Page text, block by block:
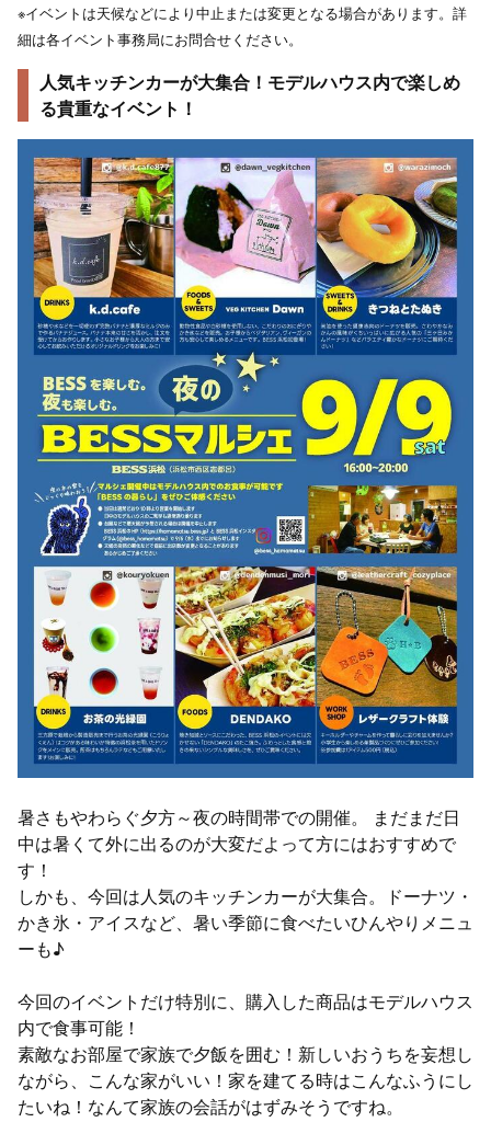
※イベントは天候などにより中止または変更となる場合があります。詳
細は各イベント事務局にお問合せください。
人気キッチンカーが大集合！モデルハウス内で楽しめ
る貴重なイベント！
暑さもやわらぐ夕方～夜の時間帯での開催。 まだまだ日
中は暑くて外に出るのが大変だよって方にはおすすめで
す！
しかも、今回は人気のキッチンカーが大集合。ドーナツ・
かき氷・アイスなど、暑い季節に食べたいひんやりメニュ
ーも♪
今回のイベントだけ特別に、購入した商品はモデルハウス
内で食事可能！
素敵なお部屋で家族で夕飯を囲む！新しいおうちを妄想し
ながら、こんな家がいい！家を建てる時はこんなふうにし
たいね！なんて家族の会話がはずみそうですね。